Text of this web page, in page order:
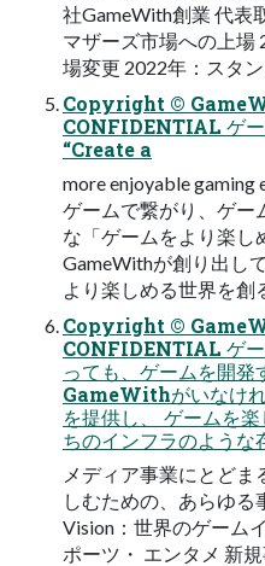
社GameWith創業 代表
マザーズ市場への上場
場変更 2022年：スタ
Copyright ©
CONFIDENTIAL ゲー
“Create a
more enjoyable gaming
ゲームで繋がり、ゲー
な「ゲームをより楽し
GameWithが創り出し
より楽しめる世界を創
Copyright ©
CONFIDENTIAL ゲー
っても、ゲームを開発
GameWithがいなけ
を提供し、 ゲームを
ちのインフラのような
メディア事業にとど
しむための、あらゆる
Vision：世界のゲーム
ポーツ・ エンタメ 新